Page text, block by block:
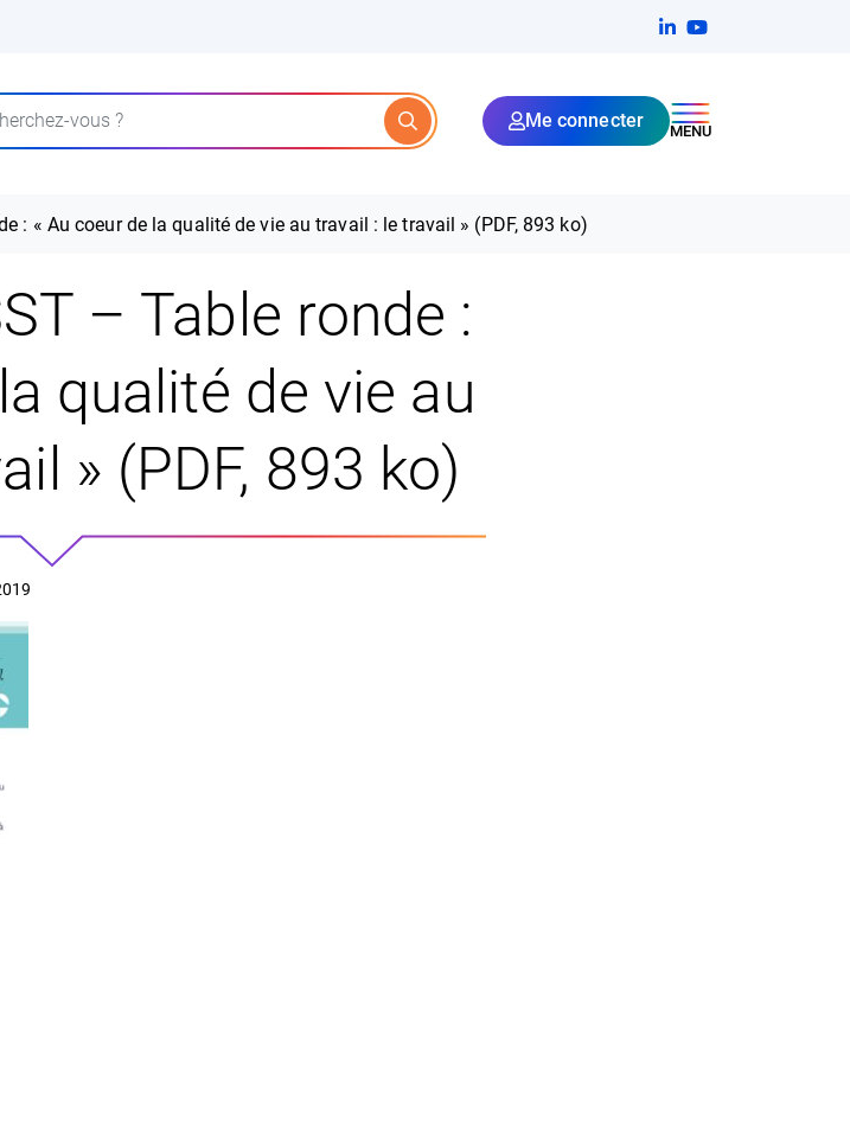
Linkedin
(ouverture dans un
YouTube
(ouverture dans
Rechercher
Me connecter MENU
: « Au coeur de la qualité de vie au travail : le travail » (PDF, 893 ko)
– Table ronde :
qualité de vie au
» (PDF, 893 ko)
onglet)